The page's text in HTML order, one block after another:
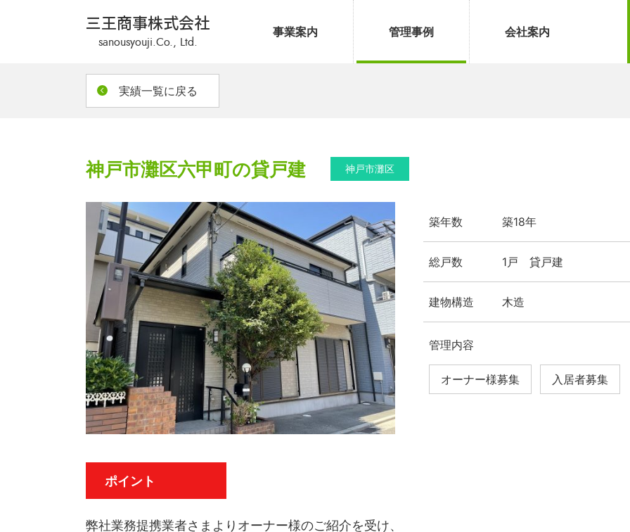
神戸市灘区六甲町の貸戸建 の管理事例をご紹介しま
三王商事株式会社
sanousyouji.Co., Ltd.
事業案内 管理事例 会社案内
実績一覧に戻る
神戸市灘区六甲町の貸戸建 神戸市灘区
築年数 築18年
総戸数 1戸 貸戸建
建物構造 木造
管理内容
オーナー様募集 入居者募集
ポイント
弊社業務提携業者さまよりオーナー様のご紹介を受け、